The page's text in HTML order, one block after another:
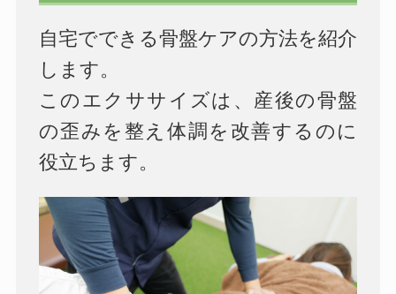
自宅でできる骨盤ケアの方法を紹介
します。
このエクササイズは、産後の骨盤
の歪みを整え体調を改善するのに
役立ちます。